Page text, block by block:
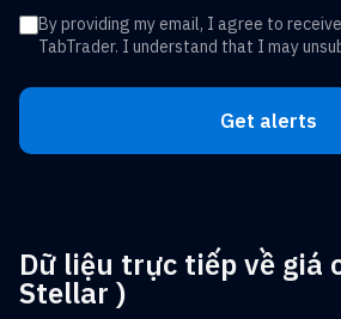
By providing my email, I agree to
TabTrader. I understand that I may
Get alerts
Dữ liệu trực tiếp về giá
Stellar )